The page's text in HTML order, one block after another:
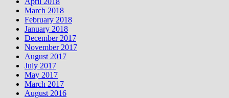
March 2018
February 2018
January 2018
December 2017
November 2017
August 2017
July 2017
May 2017
March 2017
August 2016